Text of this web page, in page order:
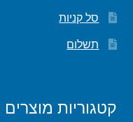
סל קניות
תשלום
קטגוריות מוצרים